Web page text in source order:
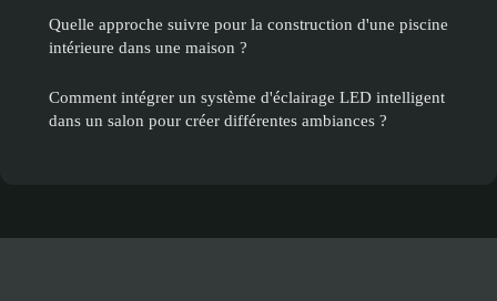
Quelle approche suivre pour la construction d'une piscine
intérieure dans une maison ?
Comment intégrer un système d'éclairage LED intelligent
dans un salon pour créer différentes ambiances ?